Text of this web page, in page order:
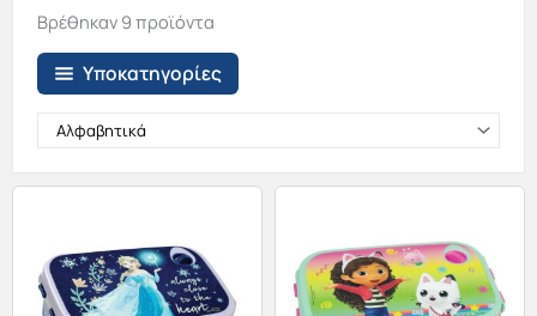
Υποκατηγορίες
Βρέθηκαν 9 προϊόντα